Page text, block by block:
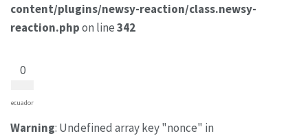
content/plugins/newsy-reaction/class.newsy-
reaction.phpon line342
0
ecuador
Warning: Undefined array key "nonce" in